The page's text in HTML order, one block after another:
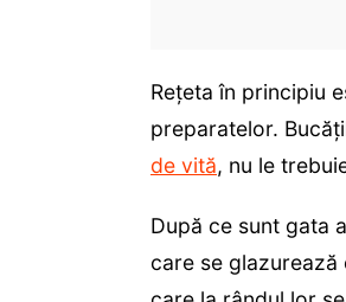
Rețeta în principiu
preparatelor.
de vită, nu le
După ce sunt gata
care se glazurează